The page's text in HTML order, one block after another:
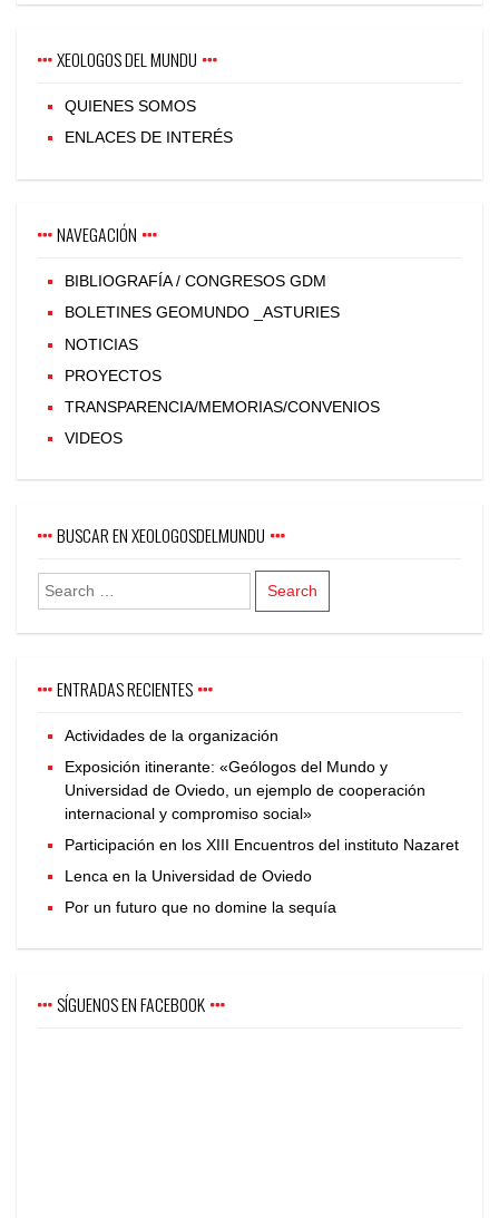
XEOLOGOS DEL MUNDU
QUIENES SOMOS
ENLACES DE INTERÉS
NAVEGACIÓN
BIBLIOGRAFÍA / CONGRESOS GDM
BOLETINES GEOMUNDO _ASTURIES
NOTICIAS
PROYECTOS
TRANSPARENCIA/MEMORIAS/CONVENIOS
VIDEOS
BUSCAR EN XEOLOGOSDELMUNDU
ENTRADAS RECIENTES
Actividades de la organización
Exposición itinerante: «Geólogos del Mundo y
Universidad de Oviedo, un ejemplo de cooperación
internacional y compromiso social»
Participación en los XIII Encuentros del instituto Nazaret
Lenca en la Universidad de Oviedo
Por un futuro que no domine la sequía
SÍGUENOS EN FACEBOOK